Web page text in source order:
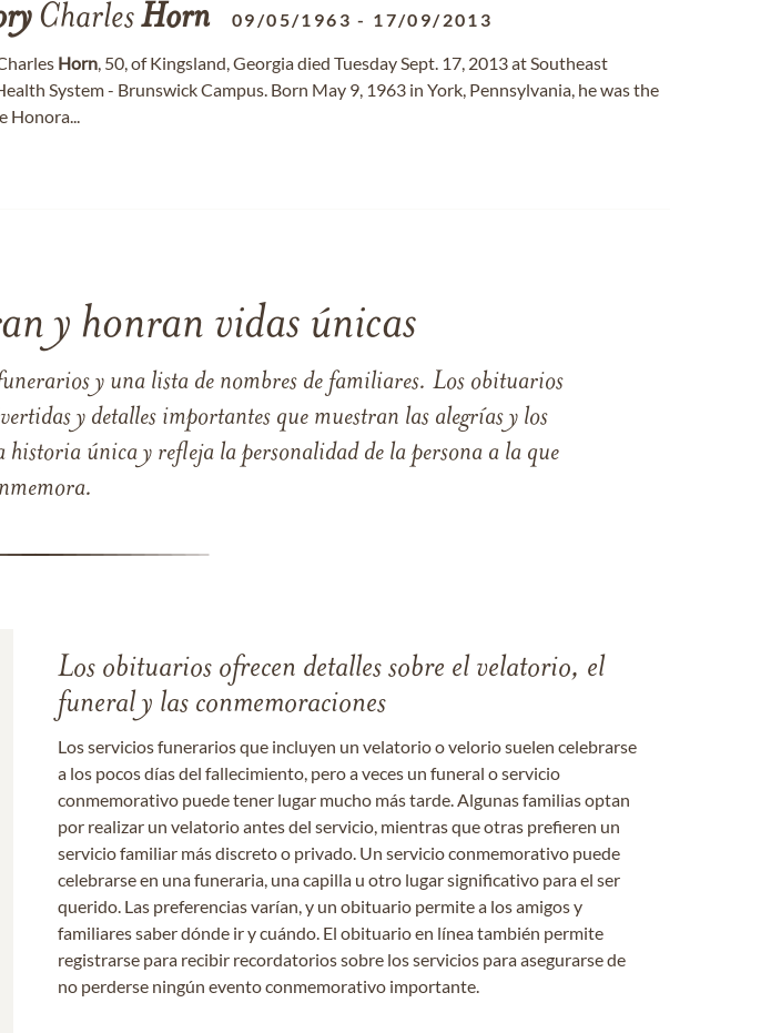
CharlesHorn 09/05/1963 - 17/09/2013
Horn, 50, of Kingsland, Georgia died Tuesday Sept. 17, 2013 at Southeast
System - Brunswick Campus. Born May 9, 1963 in York, Pennsylvania, he was the
Honora...
y honran vidas únicas
y una lista de nombres de familiares. Los obituarios
y detalles importantes que muestran las alegrías y los
única y refleja la personalidad de la persona a la que
Los obituarios ofrecen detalles sobre el velatorio, el
funeral y las conmemoraciones
Los servicios funerarios que incluyen un velatorio o velorio suelen celebrarse
a los pocos días del fallecimiento, pero a veces un funeral o servicio
conmemorativo puede tener lugar mucho más tarde. Algunas familias optan
por realizar un velatorio antes del servicio, mientras que otras prefieren un
servicio familiar más discreto o privado. Un servicio conmemorativo puede
celebrarse en una funeraria, una capilla u otro lugar significativo para el ser
querido. Las preferencias varían, y un obituario permite a los amigos y
familiares saber dónde ir y cuándo. El obituario en línea también permite
registrarse para recibir recordatorios sobre los servicios para asegurarse de
no perderse ningún evento conmemorativo importante.